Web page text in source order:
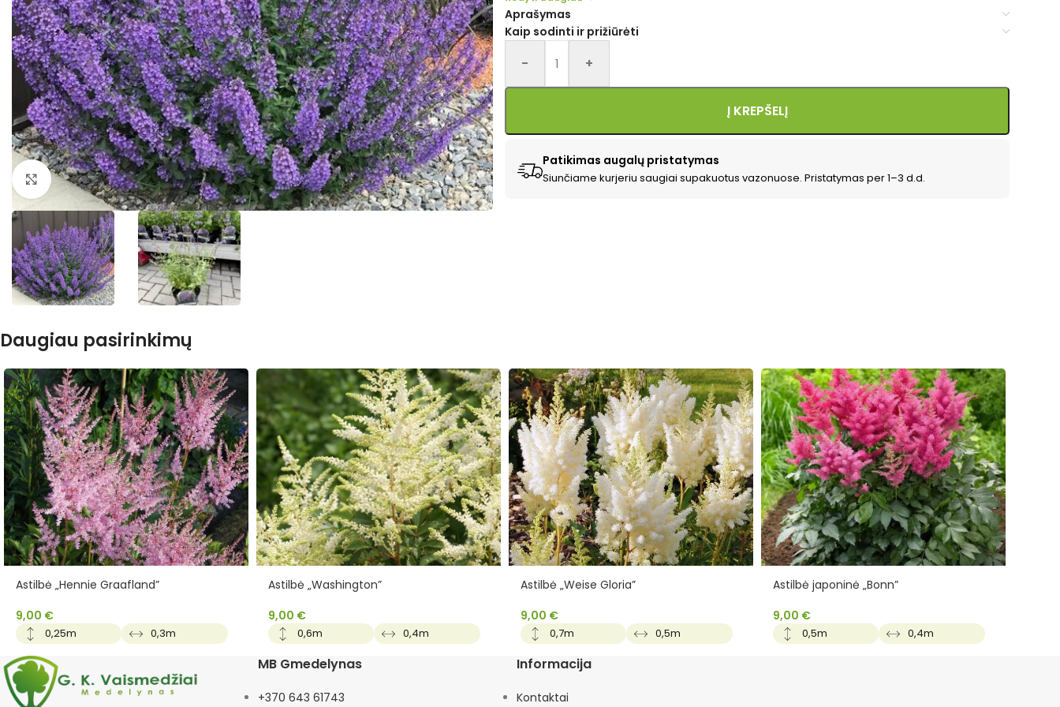
Išdidinti nuotrauką
Aprašymas
Kaip sodinti ir prižiūrėti
- +
Į KREPŠELĮ
Patikimas augalų pristatymas
Siunčiame kurjeriu saugiai supakuotus vazonuose. Pristatymas per 1–3 d.d.
Daugiau pasirinkimų
Astilbė „Hennie Graafland”
9,00 €
0,25m 0,3m
Astilbė „Washington”
9,00 €
0,6m 0,4m
Astilbė „Weise Gloria”
9,00 €
0,7m 0,5m
Astilbė japoninė „Bonn”
9,00 €
0,5m 0,4m
MB Gmedelynas
+370 643 61743
Informacija
Kontaktai